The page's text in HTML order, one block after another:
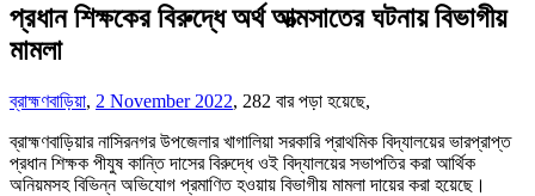
প্রধান শিক্ষকের বিরুদ্ধে অর্থ আত্মসাতের ঘটনায় বিভাগীয়
মামলা
ব্রাহ্মণবাড়িয়া, 2 November 2022, 282 বার পড়া হয়েছে,
ব্রাহ্মণবাড়িয়ার নাসিরনগর উপজেলার খাগালিয়া সরকারি প্রাথমিক বিদ্যালয়ের ভারপ্রাপ্ত
প্রধান শিক্ষক পীযুষ কান্তি দাসের বিরুদ্ধে ওই বিদ্যালয়ের সভাপতির করা আর্থিক
অনিয়মসহ বিভিন্ন অভিযোগ প্রমাণিত হওয়ায় বিভাগীয় মামলা দায়ের করা হয়েছে।